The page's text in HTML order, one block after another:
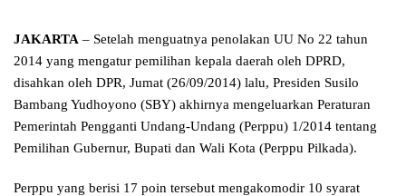
JAKARTA – Setelah menguatnya penolakan UU No 22 tahun
2014 yang mengatur pemilihan kepala daerah oleh DPRD,
disahkan oleh DPR, Jumat (26/09/2014) lalu, Presiden Susilo
Bambang Yudhoyono (SBY) akhirnya mengeluarkan Peraturan
Pemerintah Pengganti Undang-Undang (Perppu) 1/2014 tentang
Pemilihan Gubernur, Bupati dan Wali Kota (Perppu Pilkada).
Perppu yang berisi 17 poin tersebut mengakomodir 10 syarat